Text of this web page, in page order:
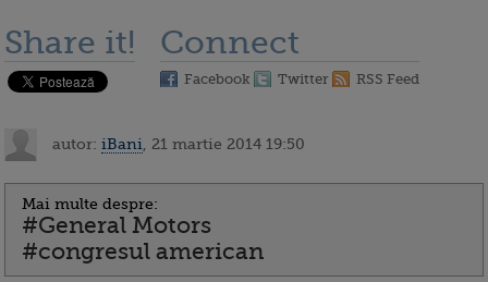
Share it! Connect
Facebook Twitter RSS Feed
autor: iBani , 21 martie 2014 19:50
Mai multe despre:
#General Motors
#congresul american